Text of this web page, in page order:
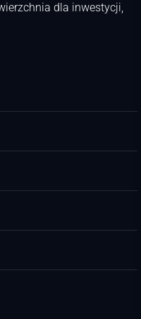
dla inwestycji,